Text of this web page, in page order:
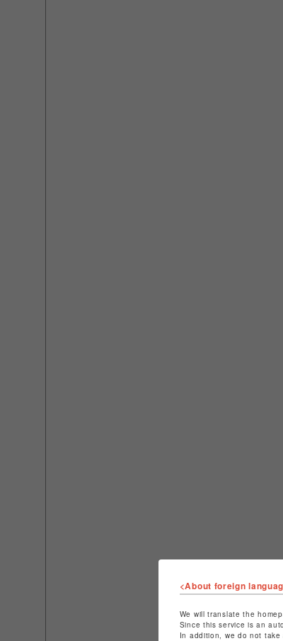
<About foreign
We will translate the
Since this service is an
In addition, we do not